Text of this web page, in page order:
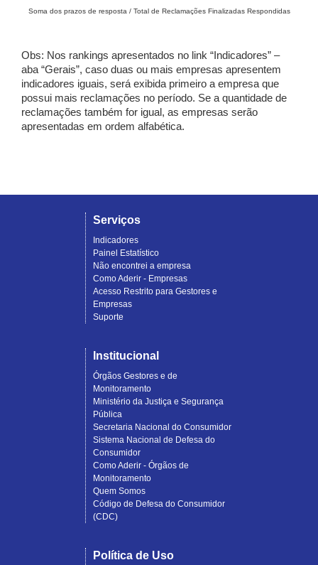
Soma dos prazos de resposta / Total de Reclamações Finalizadas Respondidas
Obs: Nos rankings apresentados no link “Indicadores” –
aba “Gerais”, caso duas ou mais empresas apresentem
indicadores iguais, será exibida primeiro a empresa que
possui mais reclamações no período. Se a quantidade de
reclamações também for igual, as empresas serão
apresentadas em ordem alfabética.
Serviços
Indicadores
Painel Estatístico
Não encontrei a empresa
Como Aderir - Empresas
Acesso Restrito para Gestores e
Empresas
Suporte
Institucional
Órgãos Gestores e de
Monitoramento
Ministério da Justiça e Segurança
Pública
Secretaria Nacional do Consumidor
Sistema Nacional de Defesa do
Consumidor
Como Aderir - Órgãos de
Monitoramento
Quem Somos
Código de Defesa do Consumidor
(CDC)
Política de Uso